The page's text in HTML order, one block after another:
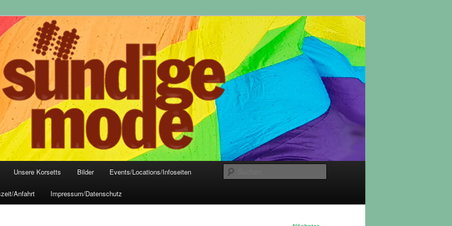
Frankfurt
Mode, Club- und Dark-Wear seit 2004
Unsere Korsetts Bilder Events/Locations/Infoseiten
Anfahrt Impressum/Datenschutz